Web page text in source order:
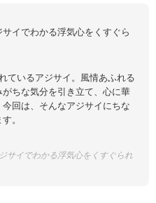
サイでわかる浮気心をくすぐら
ているアジサイ。風情あふれる
ちな気分を引き立て、心に華
回は、そんなアジサイにちな
。
サイでわかる浮気心をくすぐられ